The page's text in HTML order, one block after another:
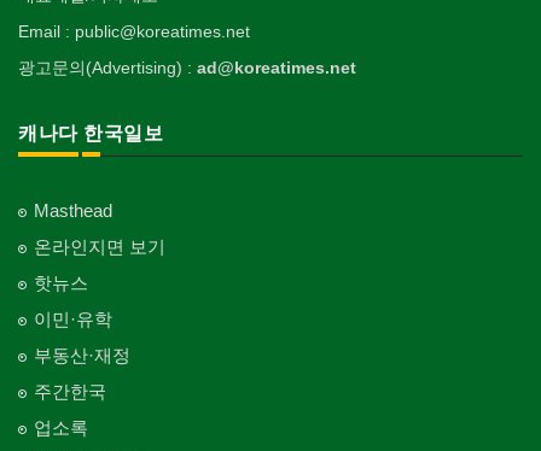
Email : public@koreatimes.net
광고문의(Advertising) : ad@koreatimes.net
캐나다 한국일보
Masthead
온라인지면 보기
핫뉴스
이민·유학
부동산·재정
주간한국
업소록